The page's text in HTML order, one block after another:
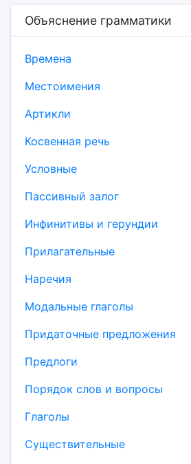
Объяснение грамматики
Времена
Местоимения
Артикли
Косвенная речь
Условные
Пассивный залог
Инфинитивы и герундии
Прилагательные
Наречия
Модальные глаголы
Придаточные предложения
Предлоги
Порядок слов и вопросы
Глаголы
Существительные